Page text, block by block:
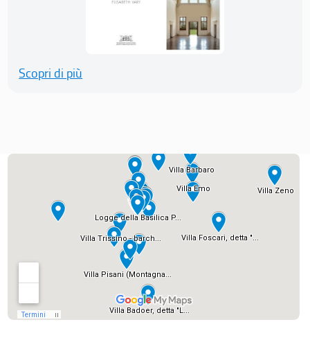
Scopri di più